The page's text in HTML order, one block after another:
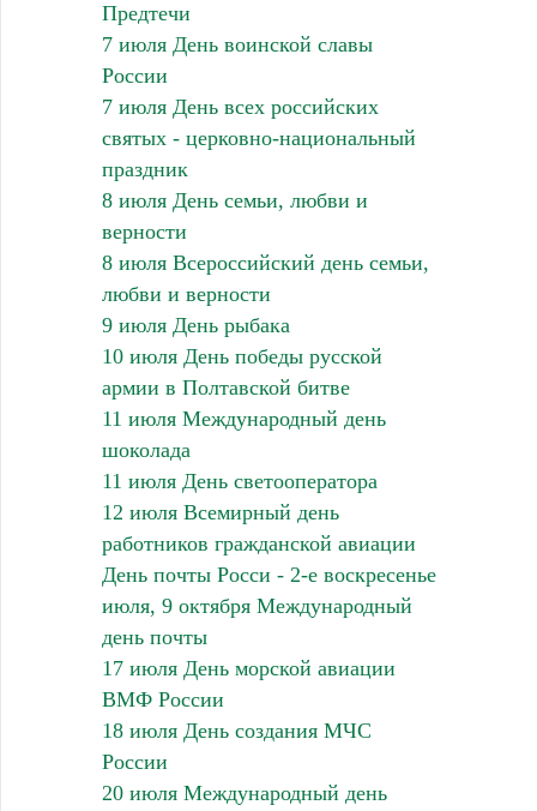
Предтечи
7 июля День воинской славы
России
7 июля День всех российских
святых - церковно-национальный
праздник
8 июля День семьи, любви и
верности
8 июля Всероссийский день семьи,
любви и верности
9 июля День рыбака
10 июля День победы русской
армии в Полтавской битве
11 июля Международный день
шоколада
11 июля День светооператора
12 июля Всемирный день
работников гражданской авиации
День почты Росси - 2-е воскресенье
июля, 9 октября Международный
день почты
17 июля День морской авиации
ВМФ России
18 июля День создания МЧС
России
20 июля Международный день